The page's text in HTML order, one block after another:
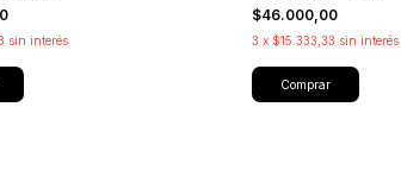
sin interés
$46.000,00
3 x $15.333,33 sin interés
Comprar